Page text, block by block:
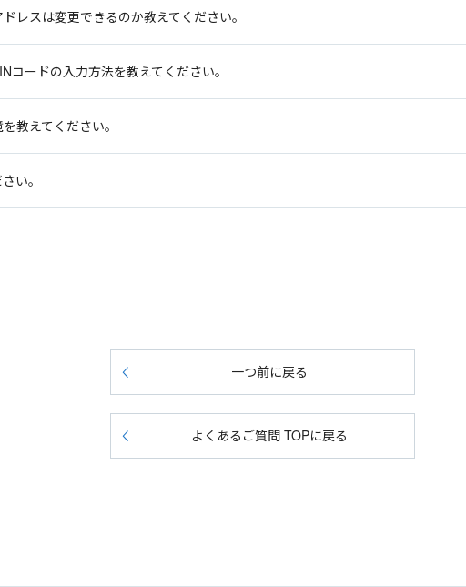
レスは変更できるのか教えてください。
ードの入力方法を教えてください。
教えてください。
い。
一つ前に戻る
よくあるご質問 TOPに戻る